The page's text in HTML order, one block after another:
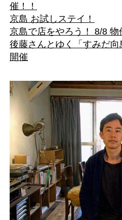
催！！
京島 お試しステイ！
京島で店をやろう！ 8/8 物
後藤さんとゆく「すみだ向
開催